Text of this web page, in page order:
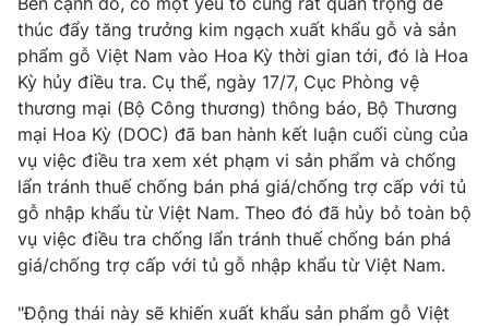
thúc đẩy tăng trưởng kim ngạch xuất khẩu gỗ và sản
phẩm gỗ Việt Nam vào Hoa Kỳ thời gian tới, đó là Hoa
Kỳ hủy điều tra. Cụ thể, ngày 17/7, Cục Phòng vệ
thương mại (Bộ Công thương) thông báo, Bộ Thương
mại Hoa Kỳ (DOC) đã ban hành kết luận cuối cùng của
vụ việc điều tra xem xét phạm vi sản phẩm và chống
lẩn tránh thuế chống bán phá giá/chống trợ cấp với tủ
gỗ nhập khẩu từ Việt Nam. Theo đó đã hủy bỏ toàn bộ
vụ việc điều tra chống lẩn tránh thuế chống bán phá
giá/chống trợ cấp với tủ gỗ nhập khẩu từ Việt Nam.
"Động thái này sẽ khiến xuất khẩu sản phẩm gỗ Việt